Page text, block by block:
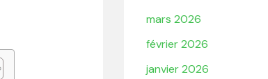
mars 2026
février 2026
janvier 2026